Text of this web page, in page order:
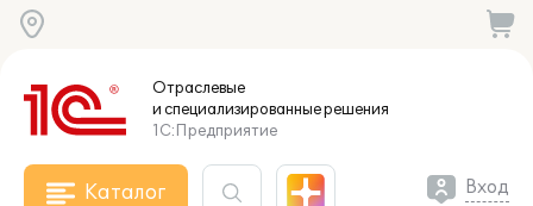
Отраслевые
и специализированныерешения
1С:Предприятие
Каталог Вход